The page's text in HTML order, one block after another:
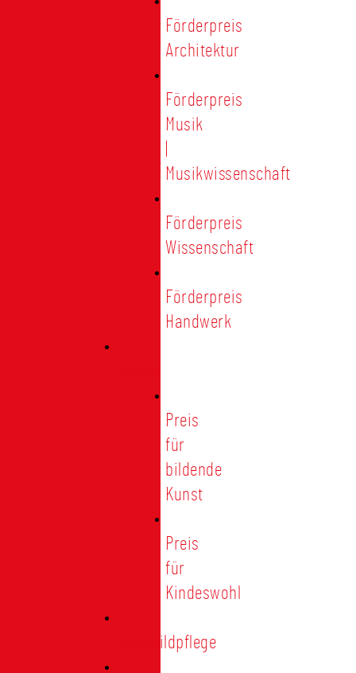
Förderpreis
Architektur
Förderpreis
Musik
Musikwissenschaft
Förderpreis
Wissenschaft
Förderpreis
Handwerk
Preis
für
bildende
Kunst
Preis
für
Kindeswohl
Stadtbildpflege